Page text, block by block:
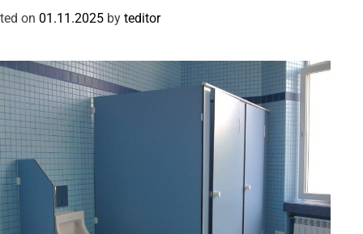
on 01.11.2025 by teditor